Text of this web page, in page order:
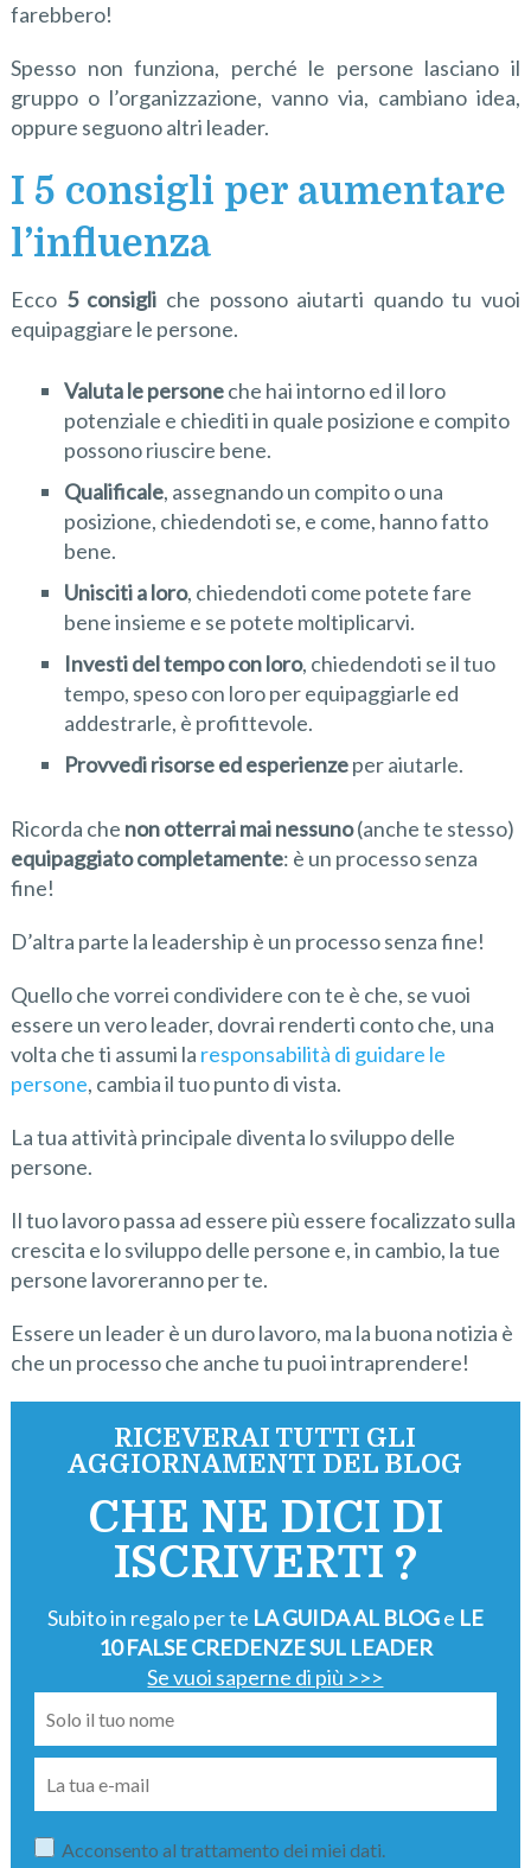
farebbero!
Spesso non funziona, perché le persone lasciano il
gruppo o l’organizzazione, vanno via, cambiano idea,
oppure seguono altri leader.
I 5 consigli per aumentare
l’influenza
Ecco 5 consigli che possono aiutarti quando tu vuoi
equipaggiare le persone.
Valuta le personeche hai intorno ed il loro
potenziale e chiediti in quale posizione e compito
possono riuscire bene.
Qualificale, assegnando un compito o una
posizione, chiedendoti se, e come, hanno fatto
bene.
Unisciti a loro, chiedendoti come potete fare
bene insieme e se potete moltiplicarvi.
Investideltempocon loro, chiedendoti se il tuo
tempo, speso con loro per equipaggiarle ed
addestrarle, è profittevole.
Provvedi risorse ed esperienzeper aiutarle.
Ricorda che non otterrai mainessuno(anche te stesso)
equipaggiato completamente: è un processo senza
fine!
D’altra parte la leadership è un processo senza fine!
Quello che vorrei condividere con te è che, se vuoi
essere un vero leader, dovrai renderti conto che, una
volta che ti assumi la responsabilità di guidare le
persone, cambia il tuo punto di vista.
La tua attività principale diventa lo sviluppo delle
persone.
Il tuo lavoro passa ad essere più essere focalizzato sulla
crescita e lo sviluppo delle persone e, in cambio, la tue
persone lavoreranno per te.
Essere un leader è un duro lavoro, ma la buona notizia è
che un processo che anche tu puoi intraprendere!
RICEVERAI TUTTI GLI
AGGIORNAMENTI DEL BLOG
CHE NE DICI DI
ISCRIVERTI ?
Subito in regalo per te LA GUIDA AL BLOGe LE
10 FALSE CREDENZE SUL LEADER
Se vuoi saperne di più >>>
Acconsento al trattamento dei miei dati.